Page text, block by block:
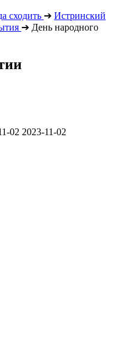
сходить ➔ Истринский
➔ День народного
02 2023-11-02